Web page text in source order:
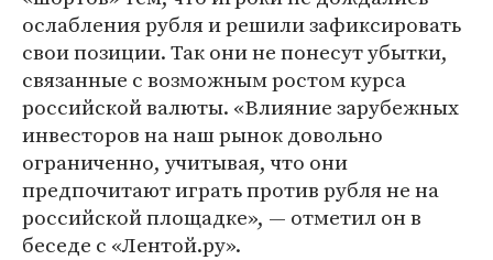
ослабления рубля и решили зафиксировать
свои позиции. Так они не понесут убытки,
связанные с возможным ростом курса
российской валюты. «Влияние зарубежных
инвесторов на наш рынок довольно
ограниченно, учитывая, что они
предпочитают играть против рубля не на
российской площадке», — отметил он в
беседе с «Лентой.ру».